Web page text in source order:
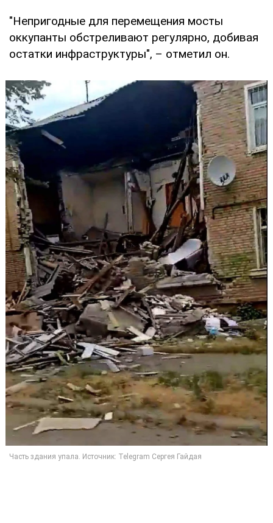
"Непригодные для перемещения мосты
оккупанты обстреливают регулярно, добивая
остатки инфраструктуры", – отметил он.